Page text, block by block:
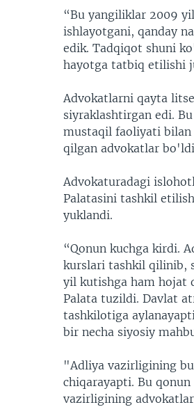
“Bu yangiliklar 2009
ishlayotgani, qanday
edik. Tadqiqot shuni
hayotga tatbiq etilishi
Advokatlarni qayta
siyraklashtirgan edi.
mustaqil faoliyati
qilgan advokatlar
Advokaturadagi
Palatasini tashkil
yuklandi.
“Qonun kuchga kirdi.
kurslari tashkil qilinib,
yil kutishga ham hojat
Palata tuzildi. Davlat
tashkilotiga
bir necha siyosiy
"Adliya vazirligining
chiqarayapti. Bu
vazirligining